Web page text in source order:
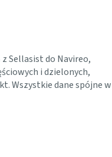
Sellasist do Navireo,
i dzielonych,
Wszystkie dane spójne w